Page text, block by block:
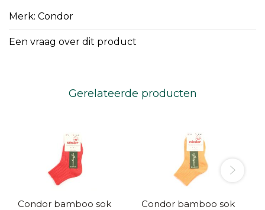
Merk: Condor
Een vraag over dit product
Gerelateerde producten
Condor bamboo sok
Condor bamboo sok